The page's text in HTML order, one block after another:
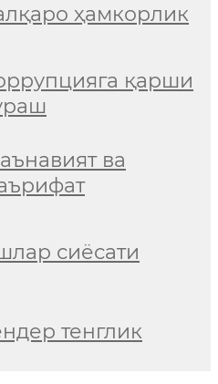
ҳамкорлик
қарши
ва
сиёсати
тенглик